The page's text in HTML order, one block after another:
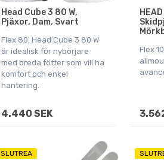
Head Cube 3 80 W,
Pjäxor, Dam, Svart
Flex 80. Head Cube 3 80 W
är idealisk för nybörjare
med breda fötter som vill ha
komfort och enkel
hantering.
4.440 SEK
Flex
SLUTREA